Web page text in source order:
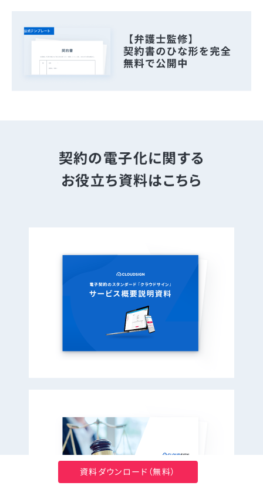
契約の電子化に関する
お役立ち資料はこちら
資料ダウンロード（無料）